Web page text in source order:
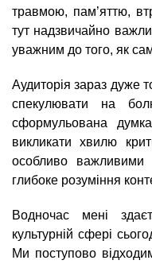
травмою, пам’яттю,
тут надзвичайно
уважним до того, як
Аудиторія зараз дуже
спекулювати на
сформульована
викликати хвилю
особливо важливими
глибоке розуміння
Водночас мені
культурній сфері
Ми поступово